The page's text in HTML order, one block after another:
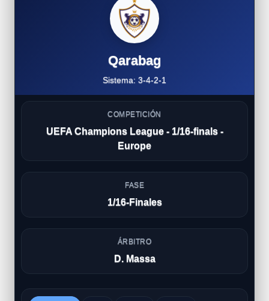
Qarabag
Sistema: 3-4-2-1
COMPETICIÓN
UEFA Champions League - 1/16-finals -
Europe
FASE
1/16-Finales
ÁRBITRO
D. Massa